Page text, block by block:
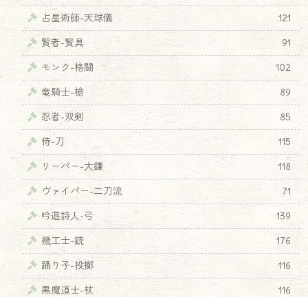
占星術師-天球儀
121
賢者-賢具
91
モンク-格闘
102
竜騎士-槍
89
忍者-双剣
85
侍-刀
115
リーパー-大鎌
118
ヴァイパー-二刀流
71
吟遊詩人-弓
139
機工士-銃
176
踊り子-投擲
116
黒魔道士-杖
116